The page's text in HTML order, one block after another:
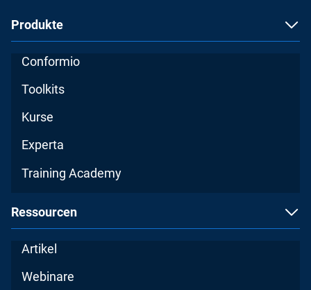
Produkte
Conformio
Toolkits
Kurse
Experta
Training Academy
Ressourcen
Artikel
Webinare